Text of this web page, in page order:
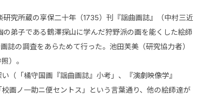
究所蔵の享保二十年（1735）刊『謡曲画誌』（中村三近
弟子である鶴澤探山に学んだ狩野派の画を能くした絵師
の調査をあらためて行った。池田芙美（研究協力者）
）。
（「橘守国画『謡曲画誌』小考」、『演劇映像学』
画ノ一助ニ便セントス」という言葉通り、他の絵師達が